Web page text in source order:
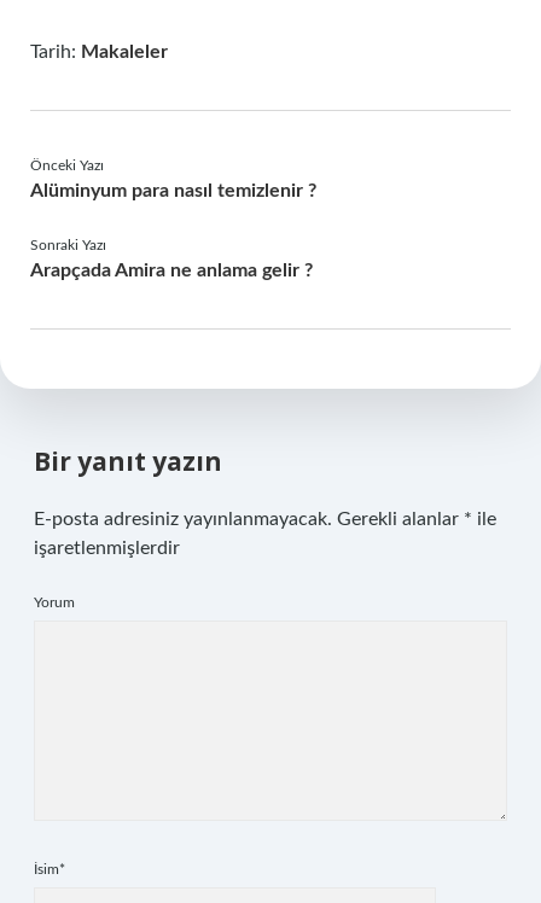
Tarih: Makaleler
Önceki Yazı
Alüminyum para nasıl temizlenir ?
Sonraki Yazı
Arapçada Amira ne anlama gelir ?
Bir yanıt yazın
E-posta adresiniz yayınlanmayacak. Gerekli alanlar * ile
işaretlenmişlerdir
Yorum
İsim*